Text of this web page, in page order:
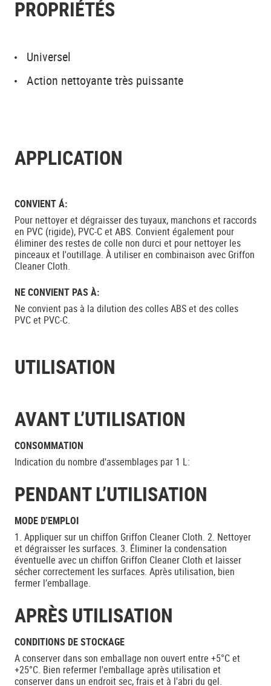
PROPRIÉTÉS
Universel
Action nettoyante très puissante
APPLICATION
CONVIENT Á:
Pour nettoyer et dégraisser des tuyaux, manchons et raccords
en PVC (rigide), PVC-C et ABS. Convient également pour
éliminer des restes de colle non durci et pour nettoyer les
pinceaux et l'outillage. À utiliser en combinaison avec Griffon
Cleaner Cloth.
NE CONVIENT PAS À:
Ne convient pas à la dilution des colles ABS et des colles
PVC et PVC-C.
UTILISATION
AVANT L’UTILISATION
CONSOMMATION
Indication du nombre d'assemblages par 1 L:
PENDANT L’UTILISATION
MODE D'EMPLOI
1. Appliquer sur un chiffon Griffon Cleaner Cloth. 2. Nettoyer
et dégraisser les surfaces. 3. Éliminer la condensation
éventuelle avec un chiffon Griffon Cleaner Cloth et laisser
sécher correctement les surfaces. Après utilisation, bien
fermer l’emballage.
APRÈS UTILISATION
CONDITIONS DE STOCKAGE
A conserver dans son emballage non ouvert entre +5°C et
+25°C. Bien refermer l'emballage après utilisation et
conserver dans un endroit sec, frais et à l'abri du gel.